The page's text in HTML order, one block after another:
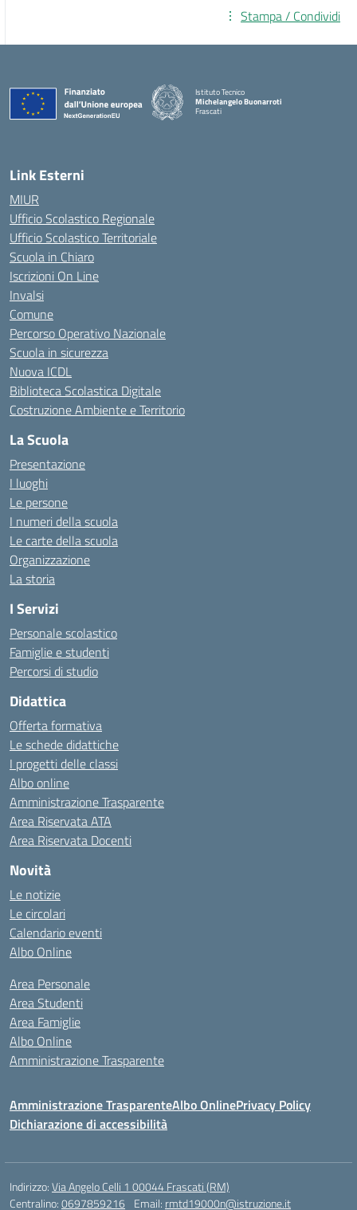
Stampa / Condividi
Istituto Tecnico
Michelangelo Buonarroti
Frascati
Link Esterni
MIUR
Ufficio Scolastico Regionale
Ufficio Scolastico Territoriale
Scuola in Chiaro
Iscrizioni On Line
Invalsi
Comune
Percorso Operativo Nazionale
Scuola in sicurezza
Nuova ICDL
Biblioteca Scolastica Digitale
Costruzione Ambiente e Territorio
La Scuola
Presentazione
I luoghi
Le persone
I numeri della scuola
Le carte della scuola
Organizzazione
La storia
I Servizi
Personale scolastico
Famiglie e studenti
Percorsi di studio
Didattica
Offerta formativa
Le schede didattiche
I progetti delle classi
Albo online
Amministrazione Trasparente
Area Riservata ATA
Area Riservata Docenti
Novità
Le notizie
Le circolari
Calendario eventi
Albo Online
Area Personale
Area Studenti
Area Famiglie
Albo Online
Amministrazione Trasparente
Amministrazione TrasparenteAlbo OnlinePrivacy Policy
Dichiarazione di accessibilità
Indirizzo:Via Angelo Celli 1 00044 Frascati (RM)
Centralino:0697859216 Email: rmtd19000n@istruzione.it